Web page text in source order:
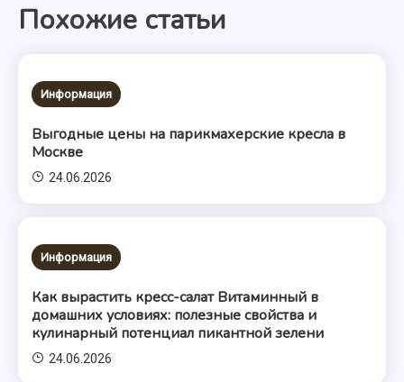
записям
Похожие статьи
Информация
Выгодные цены на парикмахерские кресла в
Москве
24.06.2026
Информация
Как вырастить кресс-салат Витаминный в
домашних условиях: полезные свойства и
кулинарный потенциал пикантной зелени
24.06.2026